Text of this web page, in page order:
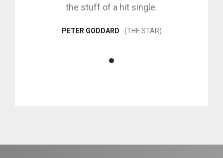
the stuff of a hit single.
PETER GODDARD THE STAR